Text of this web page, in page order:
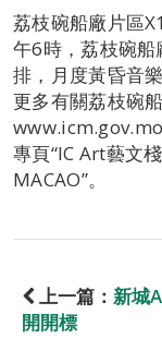
荔枝碗船廠片區
午6時，荔枝碗
排，月度黃昏音
更多有關荔枝碗
專頁“IC Art藝文
MACAO”。
上一篇： 新城
開開標